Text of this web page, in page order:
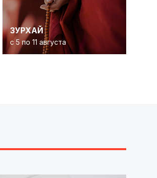
ЗУРХАЙ
с 5 по 11 августа